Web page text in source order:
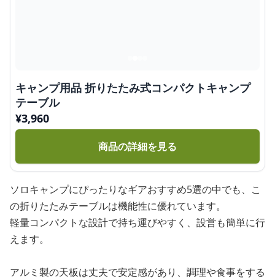
キャンプ用品 折りたたみ式コンパクトキャンプ
テーブル
¥3,960
商品の詳細を見る
ソロキャンプにぴったりなギアおすすめ5選の中でも、こ
の折りたたみテーブルは機能性に優れています。
軽量コンパクトな設計で持ち運びやすく、設営も簡単に行
えます。
アルミ製の天板は丈夫で安定感があり、調理や食事をする